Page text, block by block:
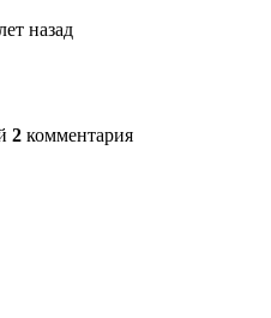
назад
2 комментария